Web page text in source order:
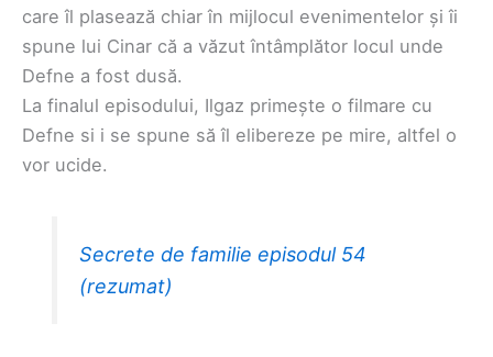
care îl plasează chiar în mijlocul evenimentelor și îi
spune lui Cinar că a văzut întâmplător locul unde
Defne a fost dusă.
La finalul episodului, Ilgaz primește o filmare cu
Defne si i se spune să îl elibereze pe mire, altfel o
vor ucide.
Secrete de familie episodul 54
(rezumat)